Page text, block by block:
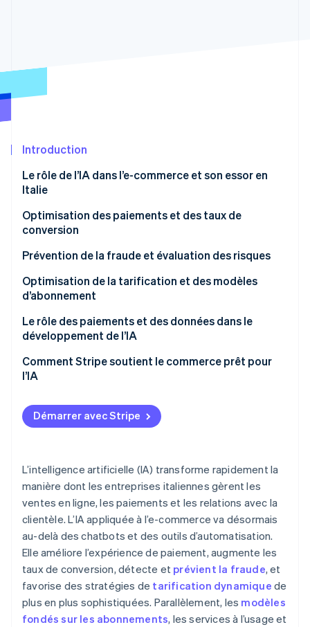
Climate
Vérification de l'identité
Stripe Sessions 2026
Découvrez comment Stripe construit l’infrastructure
Regarder la vidéo
Introduction
Le rôle de l’IA dans l’e-commerce et son essor en
Italie
Optimisation des paiements et des taux de
conversion
L’IA peut-elle améliorer les taux de conversion ?
Parcours d’achat personnalisé
au machine learning
Parcours de paiement dynamique et localisation
Prévention de la fraude et évaluation des risques
L’IA peut-elle contribuer à réduire la fraude aux
paiements ?
Analyse comportementale et machine learning
Le rôle des données dans les systèmes de lutte
contre la fraude
Optimisation de la tarification et des modèles
d’abonnement
Tarification dynamique et marges bénéficiaires
Abonnements et modèles de facturation basés à
l’usage
Le rôle des paiements et des données dans le
développement de l’IA
Pourquoi l’infrastructure joue un rôle clé
Comment Stripe soutient le commerce prêt pour
l’IA
Démarrer avec Stripe
L’intelligence artificielle (IA) transforme rapidement la
manière dont les entreprises italiennes gèrent les
ventes en ligne, les paiements et les relations avec la
clientèle. L’IA appliquée à l’e-commerce va désormais
au-delà des chatbots et des outils d’automatisation.
Elle améliore l’expérience de paiement, augmente les
taux de conversion, détecte et prévient la fraude, et
favorise des stratégies de tarification dynamique de
plus en plus sophistiquées. Parallèlement, les modèles
fondés sur les abonnements, les services à l’usage et